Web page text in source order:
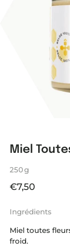
Miel
250 g
€7,50
Ingrédients
Miel toutes
froid.